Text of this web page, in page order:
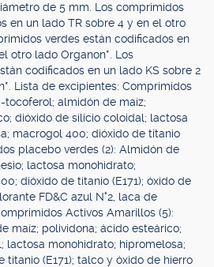
de 5 mm. Los comprimidos
en un lado TR sobre 4 y en el otro
verdes están codificados en
otro lado Organon*. Los
codificados en un lado KS sobre 2
Lista de excipientes: Comprimidos
tocoferol; almidón de maíz;
dióxido de silicio coloidal; lactosa
macrogol 400; dióxido de titanio
placebo verdes (2): Almidón de
lactosa monohidrato;
dióxido de titanio (E171); óxido de
FD&C azul N°2, laca de
Activos Amarillos (5):
maíz; polividona; ácido esteárico;
lactosa monohidrato; hipromelosa;
(E171); talco y óxido de hierro